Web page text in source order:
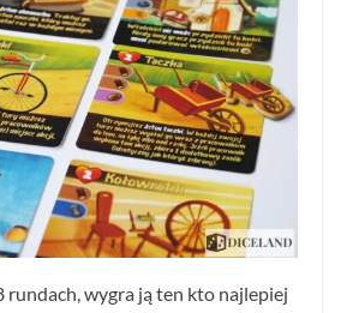
rundach, wygra ją ten kto najlepiej